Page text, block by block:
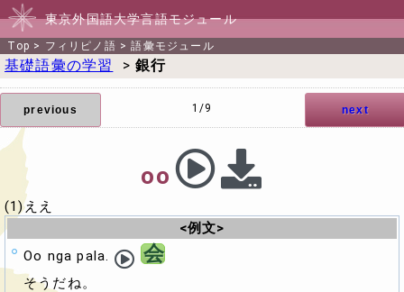
東京外国語大学言語モジュール
Top > フィリピノ語 >語彙モジュール
基礎語彙の学習 >銀行
previous next
1/9
oo
(1)ええ
<例文>
Oo nga pala.
会
そうだね。